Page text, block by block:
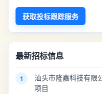
获取投标跟踪服务
最新招标信息
1
汕头市隆嘉科技有限
项目